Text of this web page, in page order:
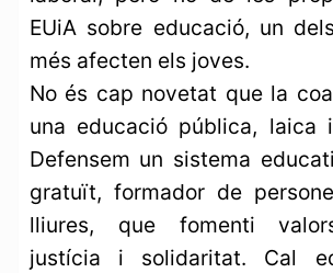
EUiA sobre educació, un
més afecten els joves.
No és cap novetat que la
una educació pública, laica
Defensem un sistema
gratuït, formador de
lliures, que fomenti
justícia i solidaritat. Cal